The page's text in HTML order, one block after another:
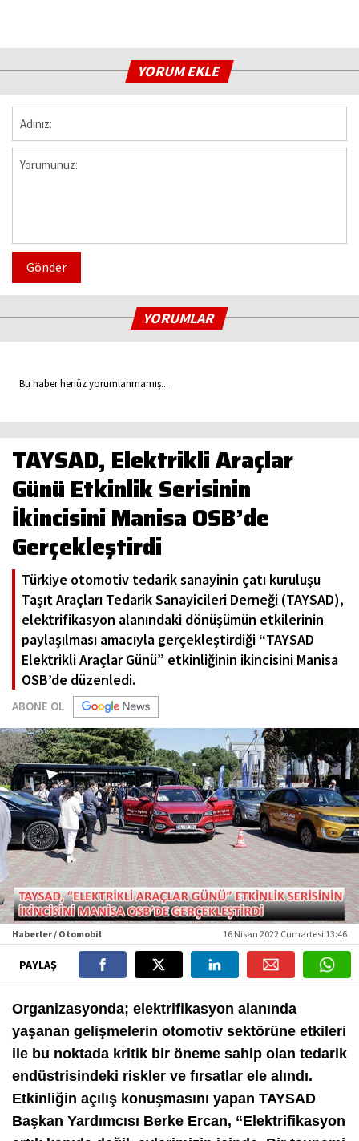
YORUM EKLE
Gönder
YORUMLAR
Bu haber henüz yorumlanmamış...
TAYSAD, Elektrikli Araçlar
Günü Etkinlik Serisinin
İkincisini Manisa OSB’de
Gerçekleştirdi
Türkiye otomotiv tedarik sanayinin çatı kuruluşu
Taşıt Araçları Tedarik Sanayicileri Derneği (TAYSAD),
elektrifikasyon alanındaki dönüşümün etkilerinin
paylaşılması amacıyla gerçekleştirdiği “TAYSAD
Elektrikli Araçlar Günü” etkinliğinin ikincisini Manisa
OSB’de düzenledi.
ABONE OL
Haberler / Otomobil 16 Nisan 2022 Cumartesi 13:46
PAYLAŞ
Organizasyonda; elektrifikasyon alanında
yaşanan gelişmelerin otomotiv sektörüne etkileri
ile bu noktada kritik bir öneme sahip olan tedarik
endüstrisindeki riskler ve fırsatlar ele alındı.
Etkinliğin açılış konuşmasını yapan TAYSAD
Başkan Yardımcısı Berke Ercan, “Elektrifikasyon